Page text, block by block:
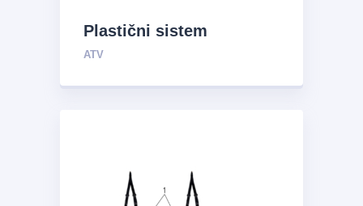
Plastični sistem
ATV